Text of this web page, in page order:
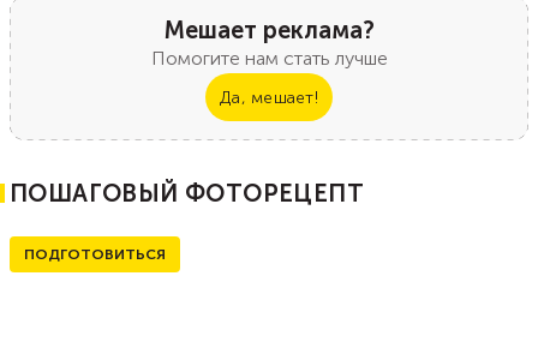
Мешает реклама?
Помогите нам стать лучше
Да, мешает!
ПОШАГОВЫЙ ФОТОРЕЦЕПТ
ПОДГОТОВИТЬСЯ